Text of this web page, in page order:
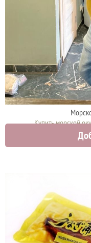
Купить морской